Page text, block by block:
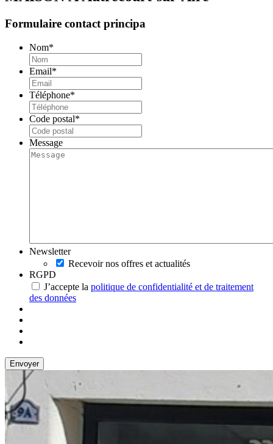
Formulaire contact principa
Nom*
Email*
Téléphone*
Code postal*
Message
Newsletter
Recevoir nos offres et actualités
RGPD
J’accepte la politique de confidentialité et de traitement
des données